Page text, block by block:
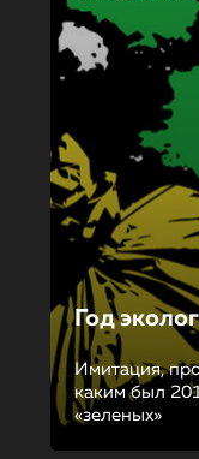
Год
Имитация,
каким был
«зеленых»